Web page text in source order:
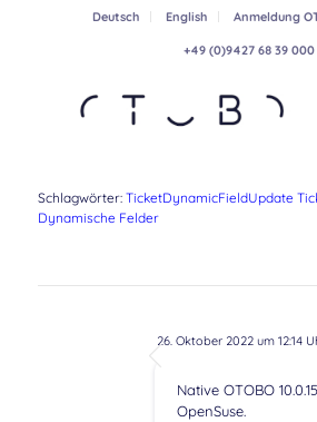
Deutsch English Anmeldung
+49 (0)9427 68 39 000
Schlagwörter: TicketDynamicFieldUpdate
Dynamische Felder
26. Oktober 2022 um 12:14
Native OTOBO
OpenSuse.